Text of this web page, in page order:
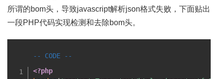
所谓的bom头，导致javascript解析json格式失败，下面贴出
一段PHP代码实现检测和去除bom头。
<?php